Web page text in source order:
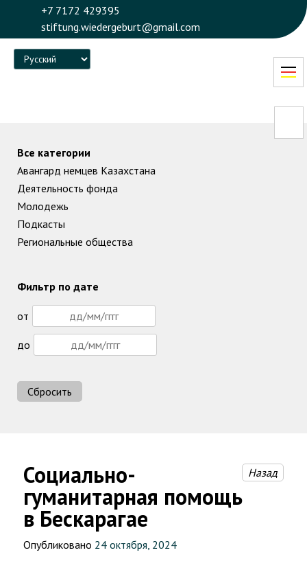
+7 7172 429395
stiftung.wiedergeburt@gmail.com
Language
Социально-
гуманитарная помощь
в Бескарагае
Назад
Опубликовано 24 октября, 2024
Все категории
Авангард немцев Казахстана
Деятельность фонда
Молодежь
Подкасты
Региональные общества
Фильтр по дате
от
до
Сбросить